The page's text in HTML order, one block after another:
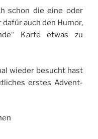
schon die eine oder
dafür auch den Humor,
Karte etwas zu
wieder besucht hast
erstes Advent-